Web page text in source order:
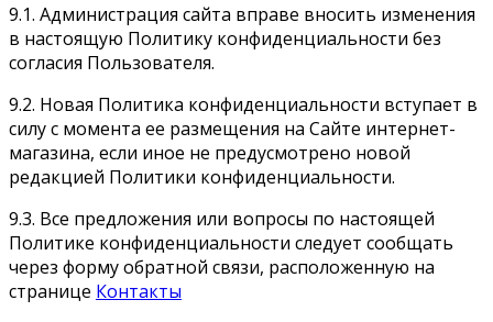
9.1. Администрация сайта вправе вносить изменения
в настоящую Политику конфиденциальности без
согласия Пользователя.
9.2. Новая Политика конфиденциальности вступает в
силу с момента ее размещения на Сайте интернет-
магазина, если иное не предусмотрено новой
редакцией Политики конфиденциальности.
9.3. Все предложения или вопросы по настоящей
Политике конфиденциальности следует сообщать
через форму обратной связи, расположенную на
странице Контакты